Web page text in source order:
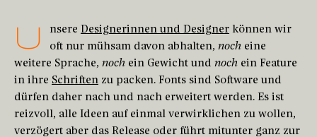
U nsere Designerinnen und Designer können wir
oft nur mühsam davon abhalten, noch eine
weitere Sprache, noch ein Gewicht und noch ein Feature
in ihre Schriften zu packen. Fonts sind Software und
dürfen daher nach und nach erweitert werden. Es ist
reizvoll, alle Ideen auf einmal verwirklichen zu wollen,
verzögert aber das Release oder führt mitunter ganz zur